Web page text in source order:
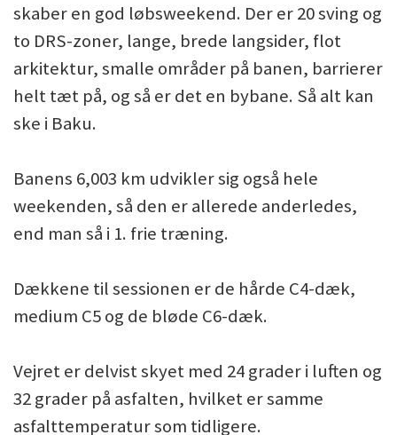
skaber en god løbsweekend. Der er 20 sving og
to DRS-zoner, lange, brede langsider, flot
arkitektur, smalle områder på banen, barrierer
helt tæt på, og så er det en bybane. Så alt kan
ske i Baku.
Banens 6,003 km udvikler sig også hele
weekenden, så den er allerede anderledes,
end man så i 1. frie træning.
Dækkene til sessionen er de hårde C4-dæk,
medium C5 og de bløde C6-dæk.
Vejret er delvist skyet med 24 grader i luften og
32 grader på asfalten, hvilket er samme
asfalttemperatur som tidligere.